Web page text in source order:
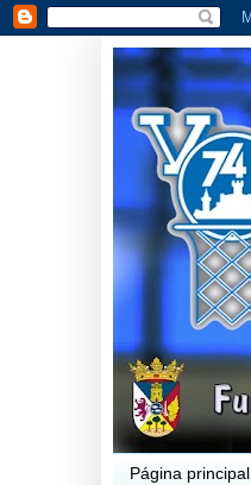
Página principal